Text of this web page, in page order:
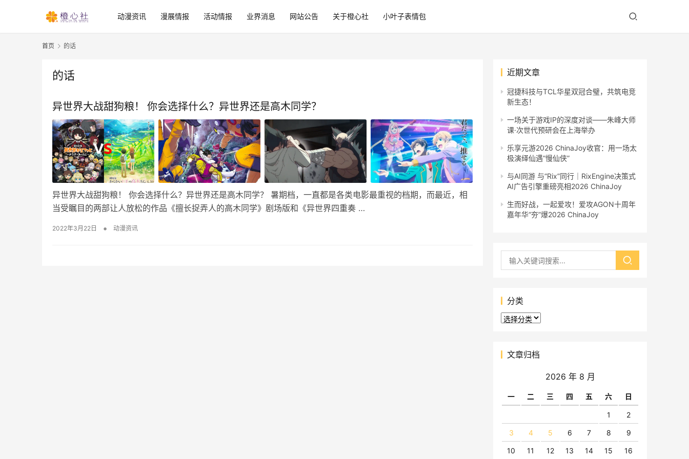
动漫资讯 漫展情报 活动情报 业界消息 网站公告 关于橙心社 小叶子表情包
首页 的话
的话
异世界大战甜狗粮！ 你会选择什么？异世界还是高木同学？
异世界大战甜狗粮！ 你会选择什么？异世界还是高木同学？ 暑期档，一直都是各类电影最重视的档期，而最近，相
当受瞩目的两部让人放松的作品《擅长捉弄人的高木同学》剧场版和《异世界四重奏 …
2022年3月22日 • 动漫资讯
近期文章
冠捷科技与TCL华星双冠合璧，共筑电竞
新生态！
一场关于游戏IP的深度对谈——朱峰大师
课·次世代预研会在上海举办
乐享元游2026 ChinaJoy收官：用一场太
极演绎仙遇“慢仙侠”
与AI同游 与“Rix”同行｜RixEngine决策式
AI广告引擎重磅亮相2026 ChinaJoy
生而好战，一起爱攻！爱攻AGON十周年
嘉年华“夯”爆2026 ChinaJoy
分类
分
文章归档
2026 年 8 月
一 二 三 四 五 六 日
1 2
3 4 5 6 7 8 9
10 11 12 13 14 15 16